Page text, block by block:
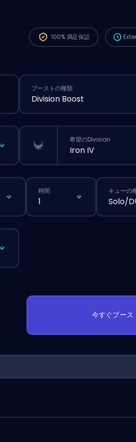
100%満足保証
ブーストの種類
Division Boost
希望のDivision
Iron IV
時間
1
キューの
Solo/
今すぐブース